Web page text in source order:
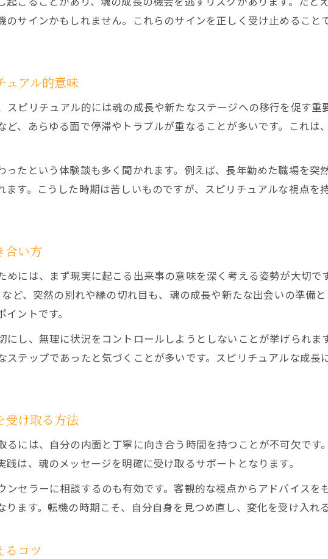
スピリチュアル視点で仕事の強制終了を捉える方法
スピリチュアルが示す人間関係の変化を理解する
スピリチュアルペナルティが示す成長のヒント
ペナルティを成長へ変えるスピリチュアルな視点
間違った方向へのサインを見極める方法
スピリチュアルが教える間違った道のサインとは
魂から警告されるスピリチュアル的気づき方
縁が切れたサインをスピリチュアルで捉えるポイント
スピリチュアル的に避けるべき選択の見分け方
スピリチュアルにうんざりした時の対応法
迷いがちな時に頼れるスピリチュアルの知恵とは
スピリチュアルで安心感を得るための実践方法
スピリチュアルハマる女性が陥りやすい落とし穴
人生の選択で活かすスピリチュアル的アドバイス
サインかもしれません。これらのサインを正しく受け止めること
ュアル的意味
スピリチュアル的には魂の成長や新たなステージへの移行を促す重
、あらゆる面で停滞やトラブルが重なることが多いです。これは
たという体験談も多く聞かれます。例えば、長年勤めた職場を突
す。こうした時期は苦しいものですが、スピリチュアルな視点を
合い方
には、まず現実に起こる出来事の意味を深く考える姿勢が大切で
ど、突然の別れや縁の切れ目も、魂の成長や新たな出会いの準備
ントです。
し、無理に状況をコントロールしようとしないことが挙げられま
テップであったと気づくことが多いです。スピリチュアルな成長
受け取る方法
には、自分の内面と丁寧に向き合う時間を持つことが不可欠です
は、魂のメッセージを明確に受け取るサポートとなります。
ンセラーに相談するのも有効です。客観的な視点からアドバイスを
ます。転機の時期こそ、自分自身を見つめ直し、変化を受け入れ
るコツ